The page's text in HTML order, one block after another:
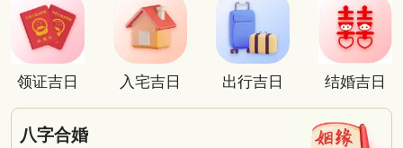
领证吉日 入宅吉日 出行吉日 结婚吉日
八字合婚